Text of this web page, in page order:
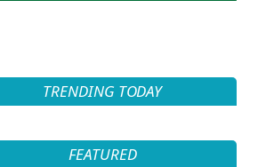
TRENDING TODAY
FEATURED